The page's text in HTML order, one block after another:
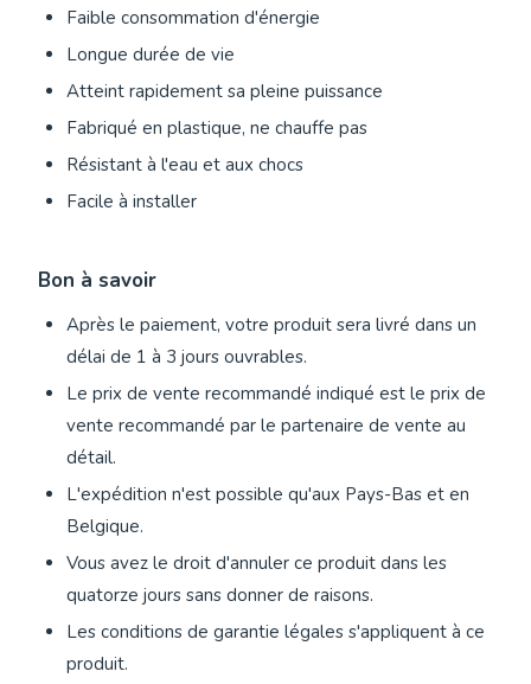
Faible consommation d'énergie
Longue durée de vie
Atteint rapidement sa pleine puissance
Fabriqué en plastique, ne chauffe pas
Résistant à l'eau et aux chocs
Facile à installer
Bon à savoir
Après le paiement, votre produit sera livré dans un
délai de 1 à 3 jours ouvrables.
Le prix de vente recommandé indiqué est le prix de
vente recommandé par le partenaire de vente au
détail.
L'expédition n'est possible qu'aux Pays-Bas et en
Belgique.
Vous avez le droit d'annuler ce produit dans les
quatorze jours sans donner de raisons.
Les conditions de garantie légales s'appliquent à ce
produit.